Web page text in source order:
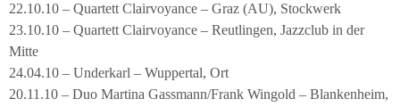
22.10.10 – Quartett Clairvoyance – Graz (AU), Stockwerk
23.10.10 – Quartett Clairvoyance – Reutlingen, Jazzclub in der
Mitte
24.04.10 – Underkarl – Wuppertal, Ort
20.11.10 – Duo Martina Gassmann/Frank Wingold – Blankenheim,